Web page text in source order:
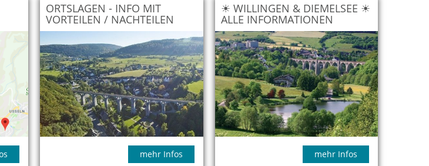
ORTSLAGEN - INFO MIT
VORTEILEN / NACHTEILEN
mehr Infos
☀ WILLINGEN & DIEMELSEE ☀
ALLE INFORMATIONEN
mehr Infos